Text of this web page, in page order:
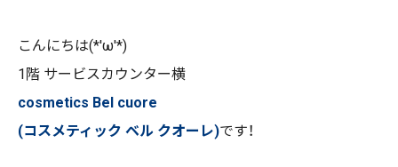
こんにちは(*'ω'*)
1階 サービスカウンター横
cosmetics Bel cuore
(コスメティック ベル クオーレ)です！